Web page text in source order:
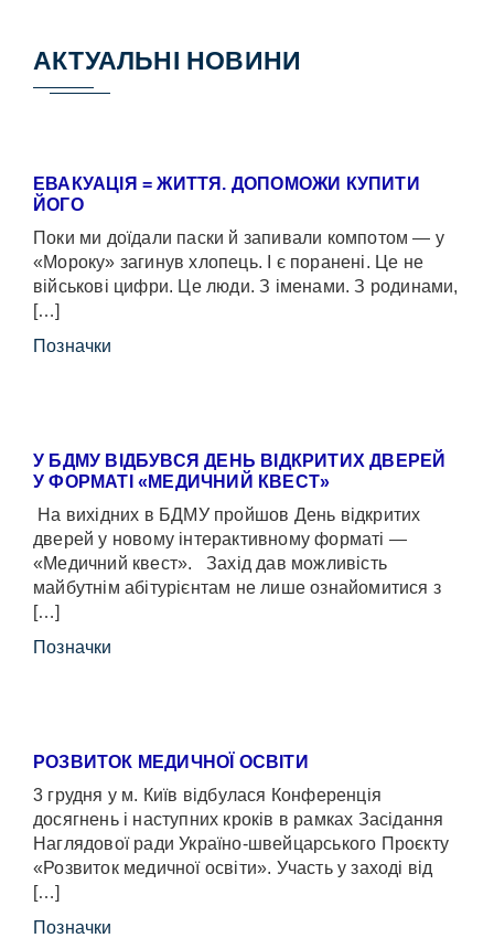
АКТУАЛЬНІ НОВИНИ
ЕВАКУАЦІЯ = ЖИТТЯ. ДОПОМОЖИ КУПИТИ
ЙОГО
Поки ми доїдали паски й запивали компотом — у
«Мороку» загинув хлопець. І є поранені. Це не
військові цифри. Це люди. З іменами. З родинами,
[…]
Позначки
У БДМУ ВІДБУВСЯ ДЕНЬ ВІДКРИТИХ ДВЕРЕЙ
У ФОРМАТІ «МЕДИЧНИЙ КВЕСТ»
На вихідних в БДМУ пройшов День відкритих
дверей у новому інтерактивному форматі —
«Медичний квест». Захід дав можливість
майбутнім абітурієнтам не лише ознайомитися з
[…]
Позначки
РОЗВИТОК МЕДИЧНОЇ ОСВІТИ
3 грудня у м. Київ відбулася Конференція
досягнень і наступних кроків в рамках Засідання
Наглядової ради Україно-швейцарського Проєкту
«Розвиток медичної освіти». Участь у заході від
[…]
Позначки